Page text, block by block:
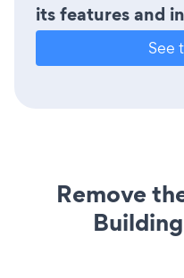
its features and
See
Remove